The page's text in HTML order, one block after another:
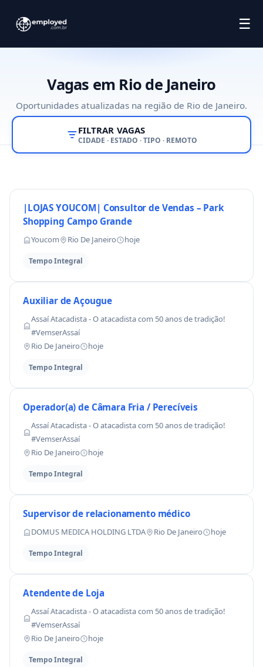
☰
Vagas em Rio de Janeiro
Oportunidades atualizadas na região de Rio de Janeiro.
FILTRAR VAGAS
CIDADE · ESTADO · TIPO · REMOTO
|LOJAS YOUCOM| Consultor de Vendas – Park
Shopping Campo Grande
Youcom Rio De Janeiro hoje
Tempo Integral
Auxiliar de Açougue
Assaí Atacadista - O atacadista com 50 anos de tradição!
#VemserAssaí
Rio De Janeiro
hoje
Tempo Integral
Operador(a) de Câmara Fria / Perecíveis
Assaí Atacadista - O atacadista com 50 anos de tradição!
#VemserAssaí
Rio De Janeiro
hoje
Tempo Integral
Supervisor de relacionamento médico
DOMUS MEDICA HOLDING LTDA Rio De Janeiro hoje
Tempo Integral
Atendente de Loja
Assaí Atacadista - O atacadista com 50 anos de tradição!
#VemserAssaí
Rio De Janeiro
hoje
Tempo Integral